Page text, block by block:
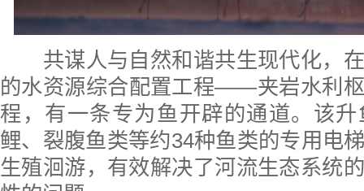
共谋人与自然和谐共生现代化，在
的水资源综合配置工程——夹岩水利
程，有一条专为鱼开辟的通道。该
鲤、裂腹鱼类等约34种鱼类的专用电
生殖洄游，有效解决了河流生态系统